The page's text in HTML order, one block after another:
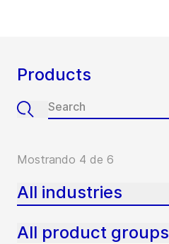
Products
Mostrando 4 de 6
All industries
All product groups